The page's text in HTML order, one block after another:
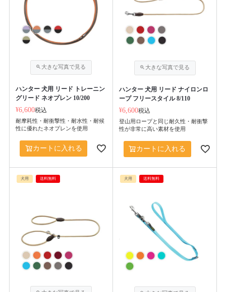
ハンター 犬用 リード トレーニン
グリード ネオプレン 10/200
¥6,600税込
耐摩耗性・耐衝撃性・耐水性・耐候
性に優れたネオプレンを使用
カートに入れる
ハンター 犬用 リード ナイロンロ
ープ フリースタイル 8/110
¥6,600税込
登山用ロープと同じ耐久性・耐衝撃
性が非常に高い素材を使用
カートに入れる
犬用 送料無料 犬用 送料無料